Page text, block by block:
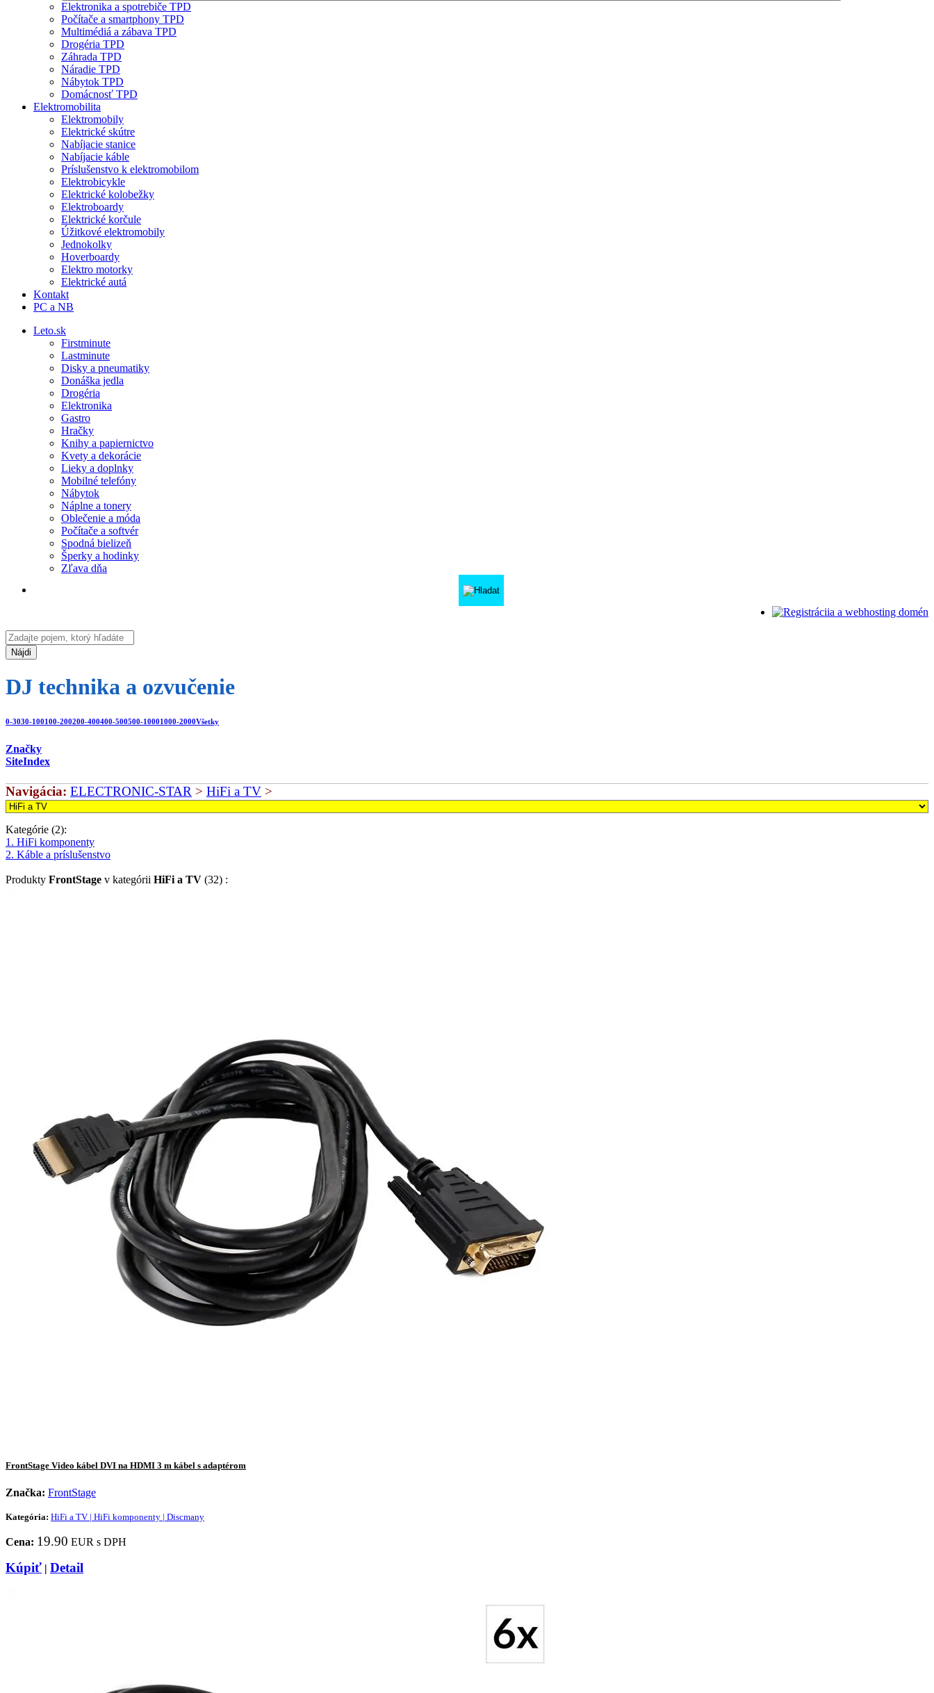
Elektronika a spotrebiče TPD
Počítače a smartphony TPD
Multimédiá a zábava TPD
Drogéria TPD
Záhrada TPD
Náradie TPD
Nábytok TPD
Domácnosť TPD
Elektromobilita
Elektromobily
Elektrické skútre
Nabíjacie stanice
Nabíjacie káble
Príslušenstvo k elektromobilom
Elektrobicykle
Elektrické kolobežky
Elektroboardy
Elektrické korčule
Úžitkové elektromobily
Jednokolky
Hoverboardy
Elektro motorky
Elektrické autá
Kontakt
PC a NB
Leto.sk
Firstminute
Lastminute
Disky a pneumatiky
Donáška jedla
Drogéria
Elektronika
Gastro
Hračky
Knihy a papiernictvo
Kvety a dekorácie
Lieky a doplnky
Mobilné telefóny
Nábytok
Náplne a tonery
Oblečenie a móda
Počítače a softvér
Spodná bielizeň
Šperky a hodinky
Zľava dňa
Nájdi
DJ technika a ozvučenie
0-3030-100100-200200-400400-500500-10001000-2000Všetky
Značky
SiteIndex
Navigácia: ELECTRONIC-STAR > HiFi a TV >
Kategórie (2):
1. HiFi komponenty
2. Káble a príslušenstvo
Produkty FrontStage v kategórii HiFi a TV (32) :
FrontStage Video kábel DVI na HDMI 3 m kábel s adaptérom
Značka: FrontStage
Kategória: HiFi a TV | HiFi komponenty | Discmany
Cena: 19.90 EUR s DPH
Kúpiť | Detail